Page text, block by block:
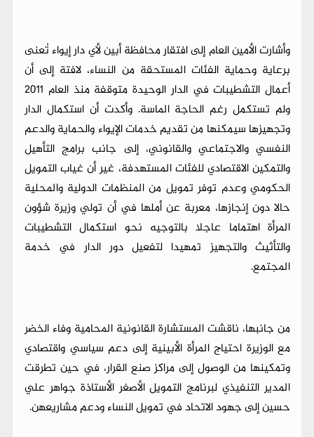
وأشارت الأمين العام إلى افتقار محافظة أبين لأي دار إيواء تُعنى
برعاية وحماية الفئات المستحقة من النساء، لافتة إلى أن
أعمال التشطيبات في الدار الوحيدة متوقفة منذ العام 2011
ولم تستكمل رغم الحاجة الماسة. وأكدت أن استكمال الدار
وتجهيزها سيمكنها من تقديم خدمات الإيواء والحماية والدعم
النفسي والاجتماعي والقانوني، إلى جانب برامج التأهيل
والتمكين الاقتصادي للفئات المستهدفة، غير أن غياب التمويل
الحكومي وعدم توفر تمويل من المنظمات الدولية والمحلية
حالا دون إنجازها، معربة عن أملها في أن تولي وزيرة شؤون
المرأة اهتماما عاجلا بالتوجيه نحو استكمال التشطيبات
والتأثيث والتجهيز تمهيدا لتفعيل دور الدار في خدمة
المجتمع.
من جانبها، ناقشت المستشارة القانونية المحامية وفاء الخضر
مع الوزيرة احتياج المرأة الأبينية إلى دعم سياسي واقتصادي
وتمكينها من الوصول إلى مراكز صنع القرار، في حين تطرقت
المدير التنفيذي لبرنامج التمويل الأصغر الأستاذة جواهر علي
حسين إلى جهود الاتحاد في تمويل النساء ودعم مشاريعهن.